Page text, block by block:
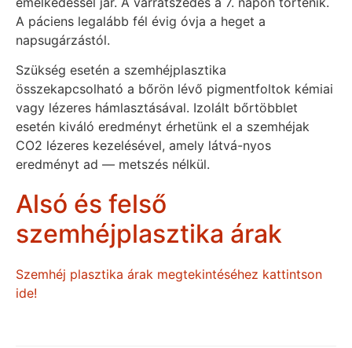
A páciens legalább fél évig óvja a heget a
napsugárzástól.
Szükség esetén a szemhéjplasztika
összekapcsolható a bőrön lévő pigmentfoltok kémiai
vagy lézeres hámlasztásával. Izolált bőrtöbblet
esetén kiváló eredményt érhetünk el a szemhéjak
CO2 lézeres kezelésével, amely látvá-nyos
eredményt ad — metszés nélkül.
Alsó és felső
szemhéjplasztika árak
Szemhéj plasztika árak megtekintéséhez kattintson
ide!